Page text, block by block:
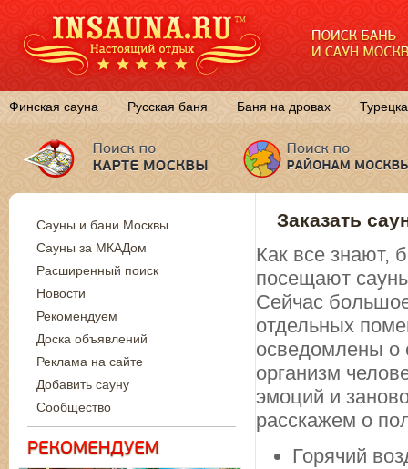
Финская сауна Русская баня Баня на дровах
Заказать
Как все знают,
посещают
Сейчас
отдельных
осведомлены о
организм
эмоций и
расскажем о
Горячий
Сауны и бани Москвы
Сауны за МКАДом
Расширенный поиск
Новости
Рекомендуем
Доска объявлений
Реклама на сайте
Добавить сауну
Сообщество